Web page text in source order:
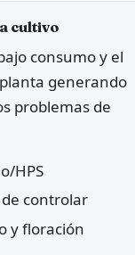
cultivo
consumo y el
generando
problemas de
HPS
controlar
y floración